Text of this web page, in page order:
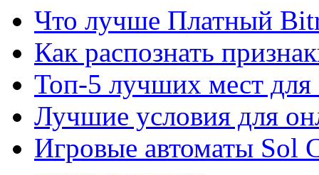
Что лучше Платный
Как распознать
Топ-5 лучших мест для
Лучшие условия для
Игровые автоматы Sol